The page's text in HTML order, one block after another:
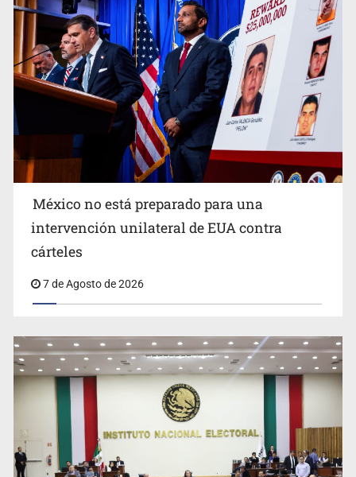
Desapariciones en Jalisco, con complicidad de policías,
afirma Lazos de Amor
Sorprende serpiente a mujer en su domicilio en Santa
México no está preparado para una
intervención unilateral de EUA contra
cárteles
7 de Agosto de 2026